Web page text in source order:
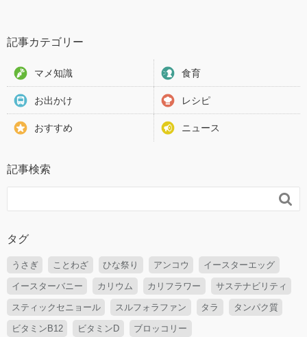
記事カテゴリー
マメ知識 食育
お出かけ レシピ
おすすめ ニュース
記事検索

タグ
うさぎ ことわざ ひな祭り アンコウ イースターエッグ
イースターバニー カリウム カリフラワー サステナビリティ
スティックセニョール スルフォラファン タラ タンパク質
ビタミンB12 ビタミンD ブロッコリー